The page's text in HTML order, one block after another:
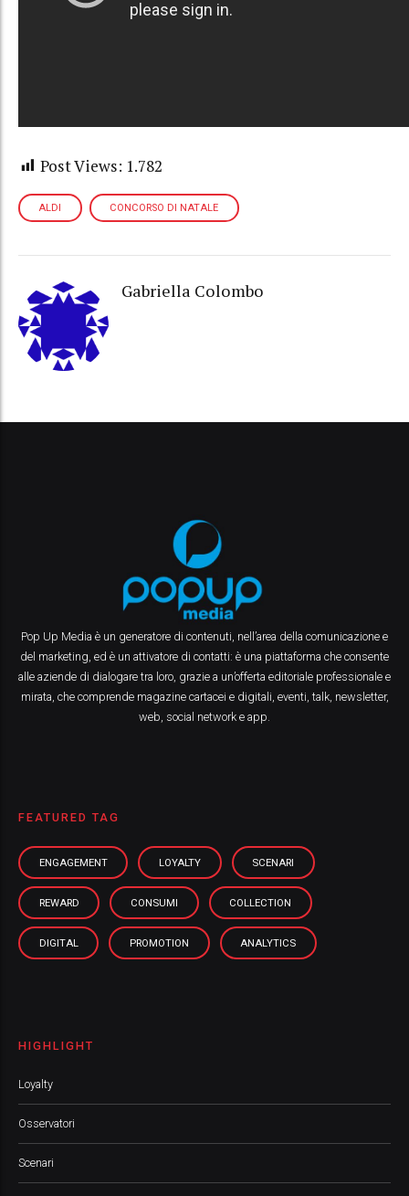
Post Views: 1.782
ALDI CONCORSO DI NATALE
Gabriella Colombo
Pop Up Media è un generatore di contenuti, nell’area della comunicazione e
del marketing, ed è un attivatore di contatti: è una piattaforma che consente
alle aziende di dialogare tra loro, grazie a un’offerta editoriale professionale e
mirata, che comprende magazine cartacei e digitali, eventi, talk, newsletter,
web, social network e app.
FEATURED TAG
ENGAGEMENT LOYALTY SCENARI
REWARD CONSUMI COLLECTION
DIGITAL PROMOTION ANALYTICS
HIGHLIGHT
Loyalty
Osservatori
Scenari